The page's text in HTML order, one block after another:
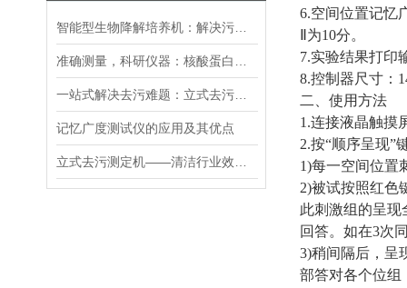
记忆广度测试仪的应用及其优点
6.空间位置记忆
Ⅱ为10分。
7.实验结果打印
8.控制器尺寸：
二、使用方法
1.连接液晶触摸
2.按“顺序呈现”
1)每一空间位置
2)被试按照红色
此刺激组的呈
回答。如在3次
3)稍间隔后，呈
部答对各个位组